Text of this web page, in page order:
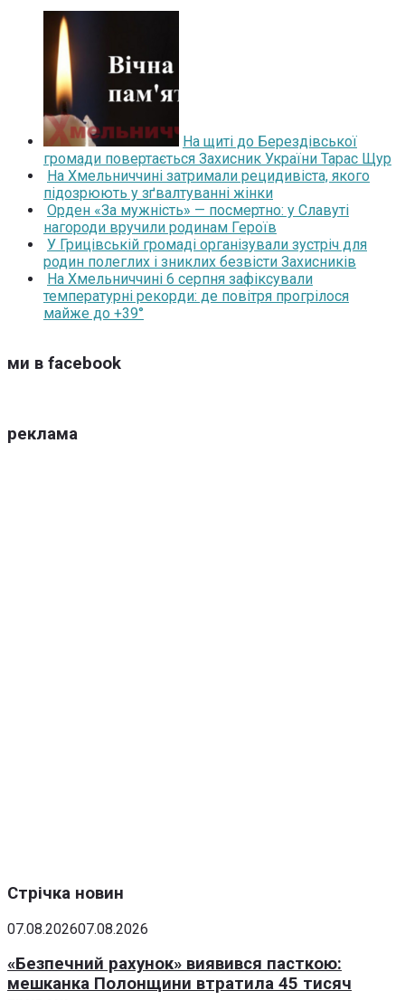
На щиті до Берездівської
громади повертається Захисник України Тарас Щур
На Хмельниччині затримали рецидивіста, якого
підозрюють у зґвалтуванні жінки
Орден «За мужність» — посмертно: у Славуті
нагороди вручили родинам Героїв
У Грицівській громаді організували зустріч для
родин полеглих і зниклих безвісти Захисників
На Хмельниччині 6 серпня зафіксували
температурні рекорди: де повітря прогрілося
майже до +39°
ми в facebook
реклама
Стрічка новин
07.08.202607.08.2026
«Безпечний рахунок» виявився пасткою:
мешканка Полонщини втратила 45 тисяч